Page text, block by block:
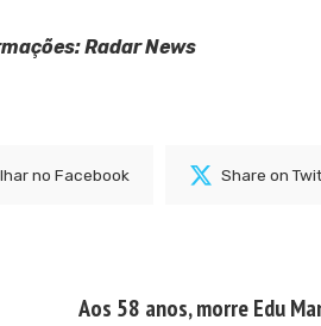
Radar News
no Facebook Share on
Aos 58 anos, morre Edu